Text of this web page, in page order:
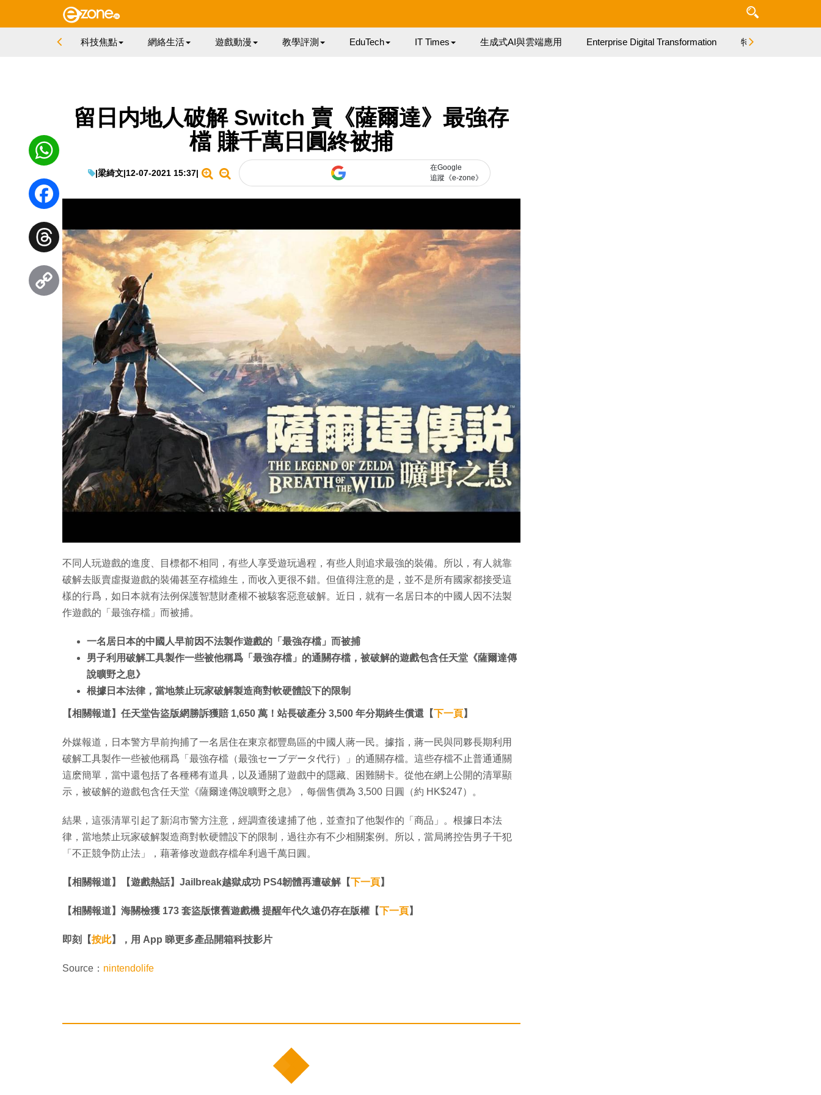
科技焦點 網絡生活 遊戲動漫 教學評測 EduTech IT Times 生成式AI與雲端應用 Enterprise Digital Transformation 特集
留日内地人破解 Switch 賣《薩爾達》最強存
檔 賺千萬日圓終被捕
|梁綺文|12-07-2021 15:37|
在Google
追蹤《e-zone》
不同人玩遊戲的進度、目標都不相同，有些人享受遊玩過程，有些人則追求最強的裝備。所以，有人就靠
破解去販賣虛擬遊戲的裝備甚至存檔維生，而收入更很不錯。但值得注意的是，並不是所有國家都接受這
樣的行爲，如日本就有法例保護智慧財產權不被駭客惡意破解。近日，就有一名居日本的中國人因不法製
作遊戲的「最強存檔」而被捕。
一名居日本的中國人早前因不法製作遊戲的「最強存檔」而被捕
男子利用破解工具製作一些被他稱爲「最強存檔」的通關存檔，被破解的遊戲包含任天堂《薩爾達傳
說曠野之息》
根據日本法律，當地禁止玩家破解製造商對軟硬體設下的限制
【相關報道】任天堂告盜版網勝訴獲賠 1,650 萬！站長破產分 3,500 年分期終生償還【下一頁】
外媒報道，日本警方早前拘捕了一名居住在東京都豐島區的中國人蔣一民。據指，蔣一民與同夥長期利用
破解工具製作一些被他稱爲「最強存檔（最強セーブデータ代行）」的通關存檔。這些存檔不止普通通關
這麽簡單，當中還包括了各種稀有道具，以及通關了遊戲中的隱藏、困難關卡。從他在網上公開的清單顯
示，被破解的遊戲包含任天堂《薩爾達傳說曠野之息》，每個售價為 3,500 日圓（約 HK$247）。
結果，這張清單引起了新潟市警方注意，經調查後逮捕了他，並查扣了他製作的「商品」。根據日本法
律，當地禁止玩家破解製造商對軟硬體設下的限制，過往亦有不少相關案例。所以，當局將控告男子干犯
「不正競争防止法」，藉著修改遊戲存檔牟利過千萬日圓。
【相關報道】【遊戲熱話】Jailbreak越獄成功 PS4韌體再遭破解【下一頁】
【相關報道】海關檢獲 173 套盜版懷舊遊戲機 提醒年代久遠仍存在版權【下一頁】
即刻【按此】，用 App 睇更多產品開箱科技影片
Source： nintendolife
WhatsApp
Facebook
Threads